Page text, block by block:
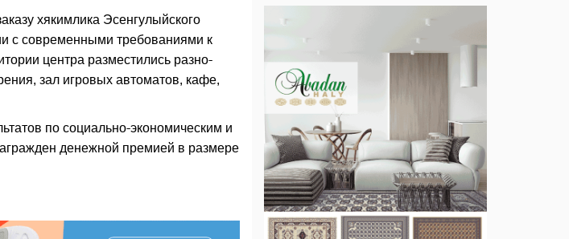
хякимлика Эсенгулыйского
с современными требованиями к
центра разместились разно­
зал игровых автоматов, кафе,
по социально-экономическим и
денежной премией в размере